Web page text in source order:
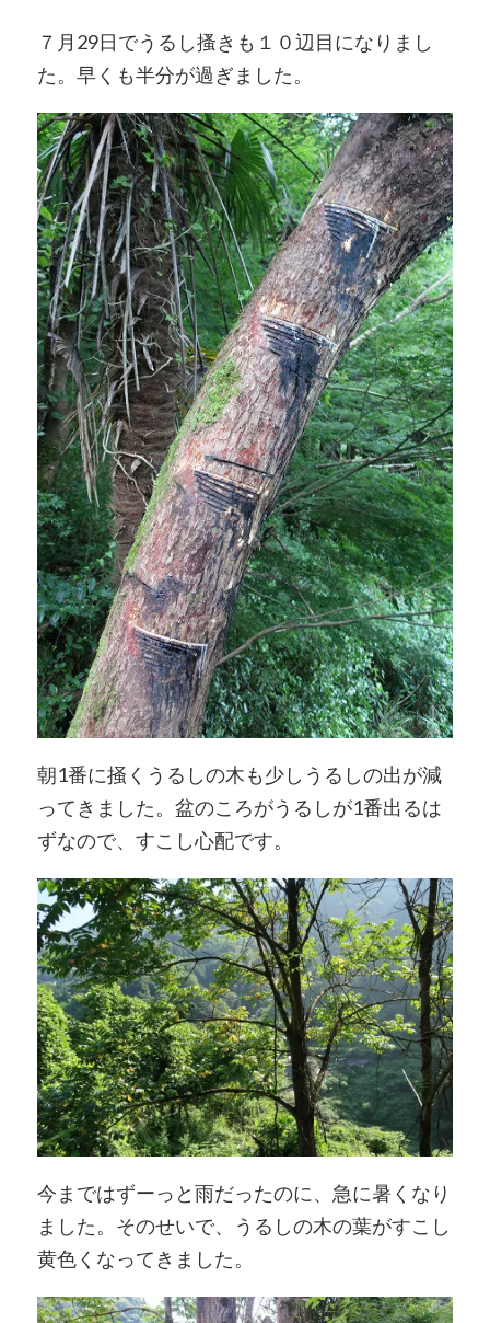
７月29日でうるし搔きも１０辺目になりまし
た。早くも半分が過ぎました。
朝1番に掻くうるしの木も少しうるしの出が減
ってきました。盆のころがうるしが1番出るは
ずなので、すこし心配です。
今まではずーっと雨だったのに、急に暑くなり
ました。そのせいで、うるしの木の葉がすこし
黄色くなってきました。